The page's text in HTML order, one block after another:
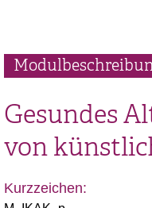
Gesundes
von
Kurzzeichen: